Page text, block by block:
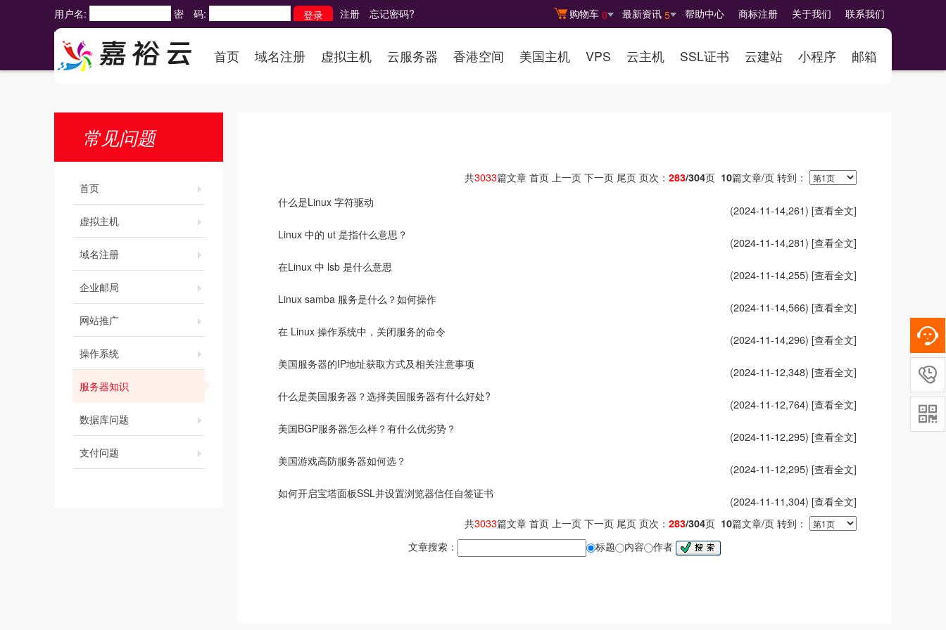
购物车 0 最新资讯 5 帮助中心 商标注册 关于我们 联系我们
用户名: 密 码: 注册 忘记密码?
首页 域名注册 虚拟主机 云服务器 香港空间 美国主机 VPS 云主机 SSL证书 云建站 小程序 邮箱
常见问题
首页
虚拟主机
域名注册
企业邮局
网站推广
操作系统
服务器知识
数据库问题
支付问题
共3033篇文章 首页 上一页 下一页 尾页 页次： 283/304页 10篇文章/页 转到：
什么是Linux 字符驱动
(2024-11-14,261) [查看全文]
Linux 中的 ut 是指什么意思？
(2024-11-14,281) [查看全文]
在Linux 中 lsb 是什么意思
(2024-11-14,255) [查看全文]
Linux samba 服务是什么？如何操作
(2024-11-14,566) [查看全文]
在 Linux 操作系统中，关闭服务的命令
(2024-11-14,296) [查看全文]
美国服务器的IP地址获取方式及相关注意事项
(2024-11-12,348) [查看全文]
什么是美国服务器？选择美国服务器有什么好处?
(2024-11-12,764) [查看全文]
美国BGP服务器怎么样？有什么优劣势？
(2024-11-12,295) [查看全文]
美国游戏高防服务器如何选？
(2024-11-12,295) [查看全文]
如何开启宝塔面板SSL并设置浏览器信任自签证书
(2024-11-11,304) [查看全文]
共3033篇文章 首页 上一页 下一页 尾页 页次： 283/304页 10篇文章/页 转到：
文章搜索：
标题 内容 作者

